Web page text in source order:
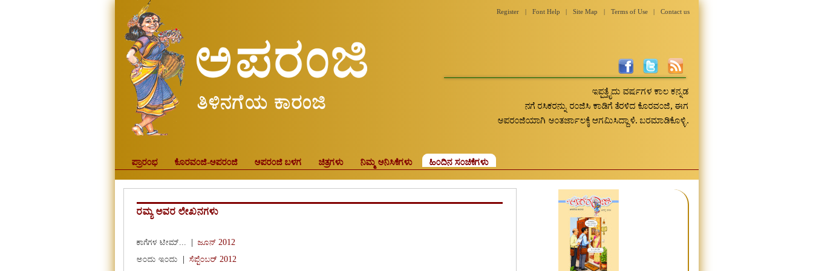
Register | Font Help | Site Map | Terms of Use | Contact us
ಇಪ್ಪತ್ತೈದು ವರ್ಷಗಳ ಕಾಲ ಕನ್ನಡ
ನಗೆ ರಸಿಕರನ್ನು ರಂಜಿಸಿ ಕಾಡಿಗೆ ತೆರಳಿದ ಕೊರವಂಜಿ, ಈಗ
ಅಪರಂಜಿಯಾಗಿ ಅಂತರ್ಜಾಲಕ್ಕೆ ಆಗಮಿಸಿದ್ದಾಳೆ. ಬರಮಾಡಿಕೊಳ್ಳಿ.
ಪ್ರಾರಂಭ ಕೊರವಂಜಿ-ಅಪರಂಜಿ ಅಪರಂಜಿ ಬಳಗ ಚಿತ್ರಗಳು ನಿಮ್ಮ ಅನಿಸಿಕೆಗಳು ಹಿಂದಿನ ಸಂಚಿಕೆಗಳು
ರಮ್ಯ ಅವರ ಲೇಖನಗಳು
ಕಾಗೆಗಳ ಟೀಮ್... |ಜೂನ್ 2012
ಅಂದು ಇಂದು |ಸೆಪ್ಟೆಂಬರ್ 2012